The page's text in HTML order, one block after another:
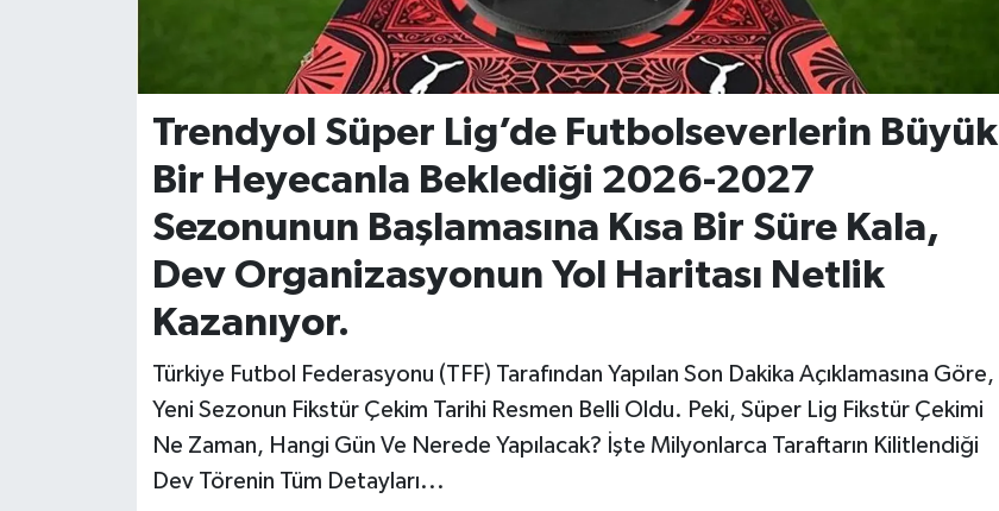
Trendyol Süper Lig’de Futbolseverlerin Büyük
Bir Heyecanla Beklediği 2026-2027
Sezonunun Başlamasına Kısa Bir Süre Kala,
Dev Organizasyonun Yol Haritası Netlik
Kazanıyor.
Türkiye Futbol Federasyonu (TFF) Tarafından Yapılan Son Dakika Açıklamasına Göre,
Yeni Sezonun Fikstür Çekim Tarihi Resmen Belli Oldu. Peki, Süper Lig Fikstür Çekimi
Ne Zaman, Hangi Gün Ve Nerede Yapılacak? İşte Milyonlarca Taraftarın Kilitlendiği
Dev Törenin Tüm Detayları...
KENT GÜNDEMİ
KÜLTÜR-SANAT
MAGAZİN